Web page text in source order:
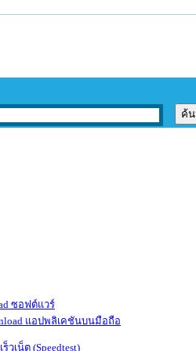
ซอฟต์แวร์
แอปพลิเคชันบนมือถือ
วเน็ต (Speedtest)